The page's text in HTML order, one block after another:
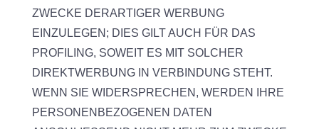
ZWECKE DERARTIGER WERBUNG
EINZULEGEN; DIES GILT AUCH FÜR DAS
PROFILING, SOWEIT ES MIT SOLCHER
DIREKTWERBUNG IN VERBINDUNG STEHT.
WENN SIE WIDERSPRECHEN, WERDEN IHRE
PERSONENBEZOGENEN DATEN